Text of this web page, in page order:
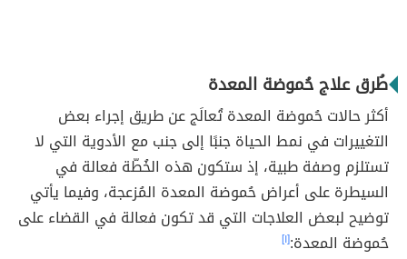
طُرق علاج حُموضة المعدة
أكثر حالات حُموضة المعدة تُعالَج عن طريق إجراء بعض
التغييرات في نمط الحياة جنبًا إلى جنب مع الأدوية التي لا
تستلزم وصفة طبية، إذ ستكون هذه الخُطّة فعالة في
السيطرة على أعراض حُموضة المعدة المُزعجة، وفيما يأتي
توضيح لبعض العلاجات التي قد تكون فعالة في القضاء على
حُموضة المعدة:[١]